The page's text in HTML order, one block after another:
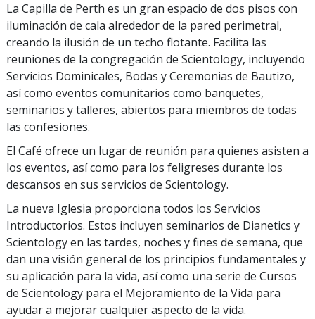
La Capilla de Perth es un gran espacio de dos pisos con
iluminación de cala alrededor de la pared perimetral,
creando la ilusión de un techo flotante. Facilita las
reuniones de la congregación de Scientology, incluyendo
Servicios Dominicales, Bodas y Ceremonias de Bautizo,
así como eventos comunitarios como banquetes,
seminarios y talleres, abiertos para miembros de todas
las confesiones.
El Café ofrece un lugar de reunión para quienes asisten a
los eventos, así como para los feligreses durante los
descansos en sus servicios de Scientology.
La nueva Iglesia proporciona todos los Servicios
Introductorios. Estos incluyen seminarios de Dianetics y
Scientology en las tardes, noches y fines de semana, que
dan una visión general de los principios fundamentales y
su aplicación para la vida, así como una serie de Cursos
de Scientology para el Mejoramiento de la Vida para
ayudar a mejorar cualquier aspecto de la vida.